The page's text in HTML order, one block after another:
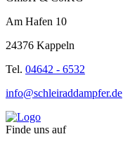
Am Hafen 10
24376 Kappeln
Tel. 04642 - 6532
info@schleiraddampfer.de
Finde uns auf